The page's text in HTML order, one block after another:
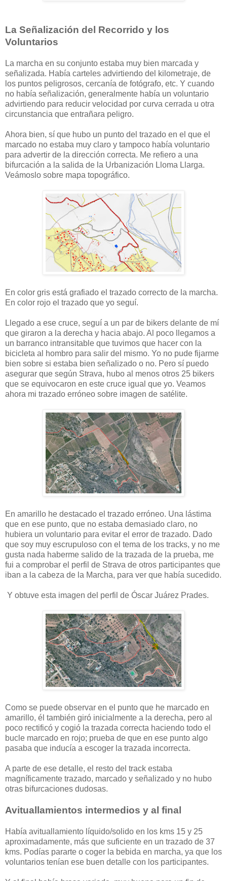
La Señalización del Recorrido y los
Voluntarios
La marcha en su conjunto estaba muy bien marcada y
señalizada. Había carteles advirtiendo del kilometraje, de
los puntos peligrosos, cercanía de fotógrafo, etc. Y cuando
no había señalización, generalmente había un voluntario
advirtiendo para reducir velocidad por curva cerrada u otra
circunstancia que entrañara peligro.
Ahora bien, sí que hubo un punto del trazado en el que el
marcado no estaba muy claro y tampoco había voluntario
para advertir de la dirección correcta. Me refiero a una
bifurcación a la salida de la Urbanización Lloma Llarga.
Veámoslo sobre mapa topográfico.
En color gris está grafiado el trazado correcto de la marcha.
En color rojo el trazado que yo seguí.
Llegado a ese cruce, seguí a un par de bikers delante de mí
que giraron a la derecha y hacia abajo. Al poco llegamos a
un barranco intransitable que tuvimos que hacer con la
bicicleta al hombro para salir del mismo. Yo no pude fijarme
bien sobre si estaba bien señalizado o no. Pero sí puedo
asegurar que según Strava, hubo al menos otros 25 bikers
que se equivocaron en este cruce igual que yo. Veamos
ahora mi trazado erróneo sobre imagen de satélite.
En amarillo he destacado el trazado erróneo. Una lástima
que en ese punto, que no estaba demasiado claro, no
hubiera un voluntario para evitar el error de trazado. Dado
que soy muy escrupuloso con el tema de los tracks, y no me
gusta nada haberme salido de la trazada de la prueba, me
fui a comprobar el perfil de Strava de otros participantes que
iban a la cabeza de la Marcha, para ver que había sucedido.
Y obtuve esta imagen del perfil de Óscar Juárez Prades.
Como se puede observar en el punto que he marcado en
amarillo, él también giró inicialmente a la derecha, pero al
poco rectificó y cogió la trazada correcta haciendo todo el
bucle marcado en rojo; prueba de que en ese punto algo
pasaba que inducía a escoger la trazada incorrecta.
A parte de ese detalle, el resto del track estaba
magníficamente trazado, marcado y señalizado y no hubo
otras bifurcaciones dudosas.
Avituallamientos intermedios y al final
Había avituallamiento líquido/solido en los kms 15 y 25
aproximadamente, más que suficiente en un trazado de 37
kms. Podías pararte o coger la bebida en marcha, ya que los
voluntarios tenían ese buen detalle con los participantes.